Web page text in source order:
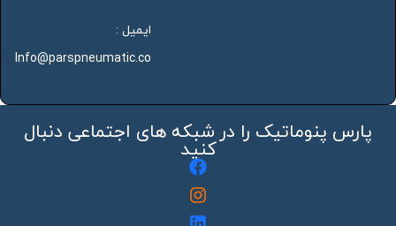
ایمیل :
Info@parspneumatic.co
پارس پنوماتیک را در شبکه های اجتماعی دنبال
کنید